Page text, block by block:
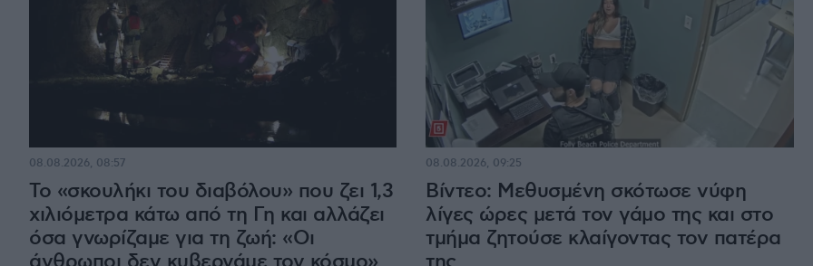
Το «σκουλήκι του διαβόλου» που ζει 1,3
χιλιόμετρα κάτω από τη Γη και αλλάζει
όσα γνωρίζαμε για τη ζωή: «Οι
08.08.2026, 08:57
Βίντεο: Μεθυσμένη σκότωσε νύφη
λίγες ώρες μετά τον γάμο της και στο
τμήμα ζητούσε κλαίγοντας τον πατέρα
08.08.2026, 09:25